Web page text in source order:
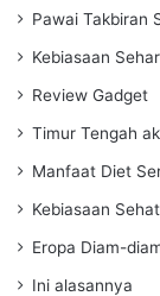
Pawai Takbiran
Kebiasaan
Review Gadget
Timur Tengah
Manfaat Diet
Kebiasaan Sehat
Eropa Diam-
Ini alasannya